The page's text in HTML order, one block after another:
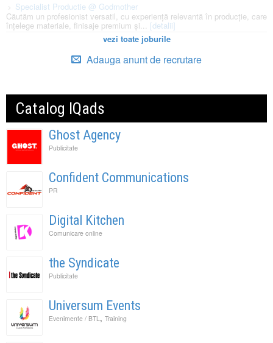
Specialist Productie @ Godmother
Căutăm un profesionist versatil, cu experiență relevantă în producție, care
înțelege materiale, finisaje premium și... [detalii]
vezi toate joburile
Adauga anunt de recrutare
Catalog IQads
Ghost Agency
Publicitate
Confident Communications
PR
Digital Kitchen
Comunicare online
the Syndicate
Publicitate
Universum Events
Evenimente / BTL , Training